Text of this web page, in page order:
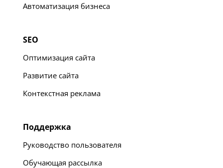
Автоматизация бизнеса
SEO
Оптимизация сайта
Развитие сайта
Контекстная реклама
Поддержка
Руководство пользователя
Обучающая рассылка